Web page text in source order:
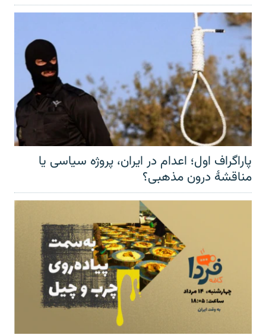
پاراگراف اول؛ اعدام در ایران، پروژه سیاسی یا
مناقشهٔ درون مذهبی؟